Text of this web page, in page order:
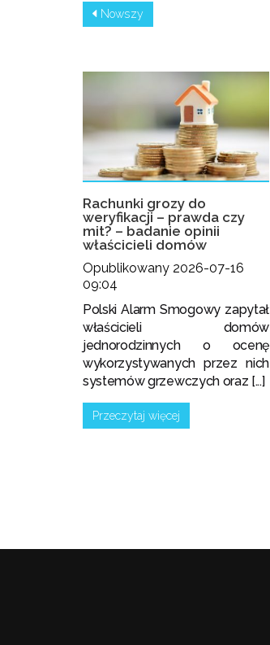
Nowszy
Rachunki grozy do
weryfikacji – prawda czy
mit? – badanie opinii
właścicieli domów
Opublikowany 2026-07-16
09:04
Polski Alarm Smogowy zapytał
właścicieli domów
jednorodzinnych o ocenę
wykorzystywanych przez nich
systemów grzewczych oraz [...]
Przeczytaj więcej